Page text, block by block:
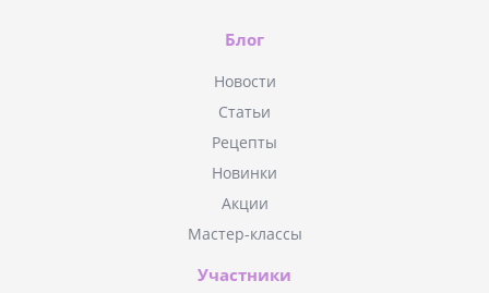
Блог
Новости
Статьи
Рецепты
Новинки
Акции
Мастер-классы
Участники